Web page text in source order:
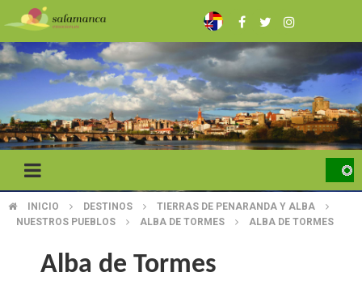
to
main
content
BREADCRUMB
INICIO DESTINOS
TIERRAS DE PENARANDA Y ALBA
NUESTROS PUEBLOS
ALBA DE TORMES ALBA DE TORMES
Alba de Tormes